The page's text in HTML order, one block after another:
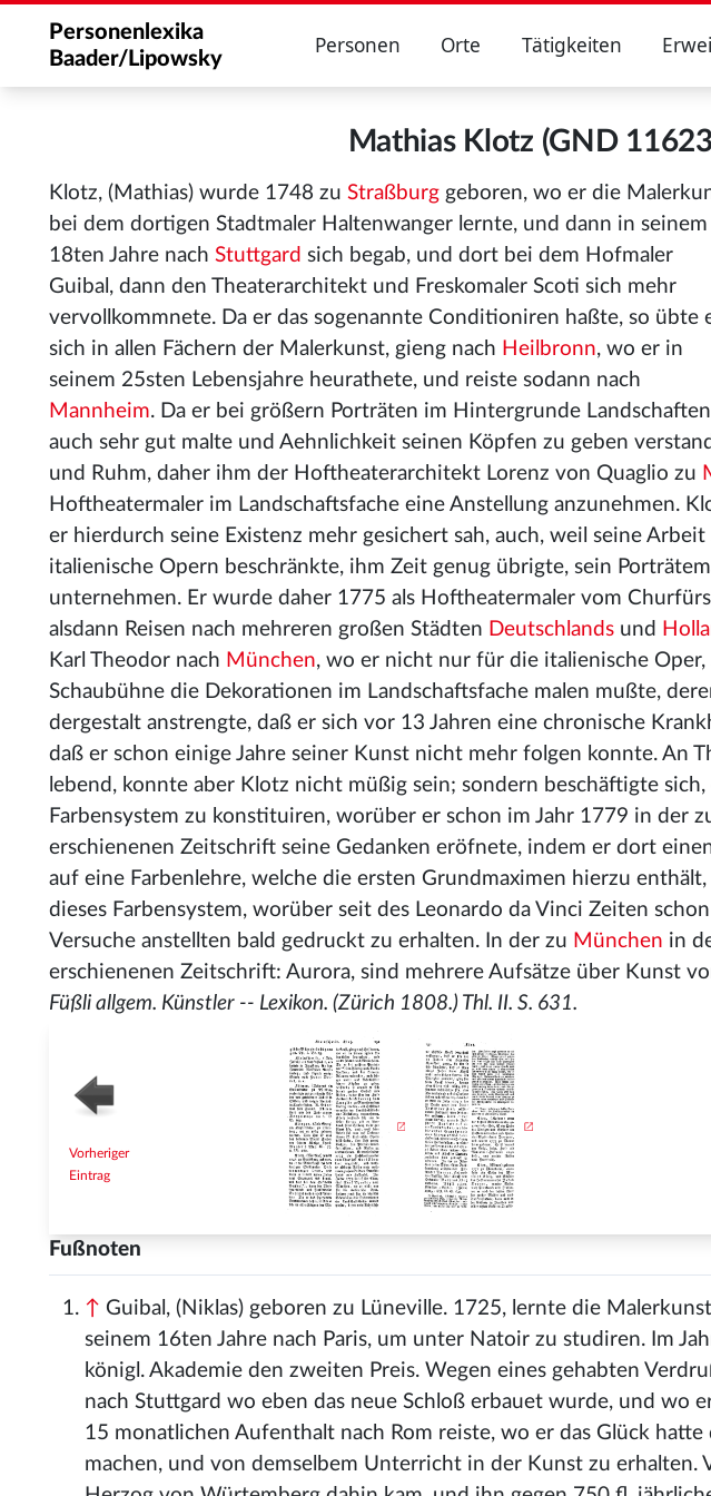
Personenlexika
Baader/Lipowsky
Personen Orte Tätigkeiten
Mathias Klotz (GND
Klotz, (Mathias) wurde 1748 zu Straßburg geboren, wo er die
bei dem dortigen Stadtmaler Haltenwanger lernte, und dann in seinem
18ten Jahre nach Stuttgard sich begab, und dort bei dem Hofmaler
Guibal , dann den Theaterarchitekt und Freskomaler Scoti sich mehr
vervollkommnete. Da er das sogenannte Conditioniren haßte, so übte
sich in allen Fächern der Malerkunst, gieng nach Heilbronn, wo er in
seinem 25sten Lebensjahre heurathete, und reiste sodann nach
Mannheim. Da er bei größern Porträten im Hintergrunde
auch sehr gut malte und Aehnlichkeit seinen Köpfen zu geben
und Ruhm, daher ihm der Hoftheaterarchitekt Lorenz von Quaglio zu
Hoftheatermaler im Landschaftsfache eine Anstellung anzunehmen.
er hierdurch seine Existenz mehr gesichert sah, auch, weil seine
italienische Opern beschränkte, ihm Zeit genug übrigte, sein
unternehmen. Er wurde daher 1775 als Hoftheatermaler vom
alsdann Reisen nach mehreren großen Städten Deutschlands und
Karl Theodor nach München, wo er nicht nur für die italienische
Schaubühne die Dekorationen im Landschaftsfache malen mußte,
dergestalt anstrengte, daß er sich vor 13 Jahren eine chronische
daß er schon einige Jahre seiner Kunst nicht mehr folgen konnte. An
lebend, konnte aber Klotz nicht müßig sein; sondern beschäftigte
Farbensystem zu konstituiren, worüber er schon im Jahr 1779 in der
erschienenen Zeitschrift seine Gedanken eröfnete, indem er dort
auf eine Farbenlehre, welche die ersten Grundmaximen hierzu
dieses Farbensystem, worüber seit des Leonardo da Vinci Zeiten
Versuche anstellten bald gedruckt zu erhalten. In der zu München in
erschienenen Zeitschrift: Aurora, sind mehrere Aufsätze über Kunst
Füßli allgem. Künstler -- Lexikon. (Zürich 1808.) Thl. II. S. 631.
Vorheriger
Eintrag
Fußnoten
↑ Guibal, (Niklas) geboren zu Lüneville. 1725, lernte die
seinem 16ten Jahre nach Paris, um unter Natoir zu studiren. Im
königl. Akademie den zweiten Preis. Wegen eines gehabten
nach Stuttgard wo eben das neue Schloß erbauet wurde, und wo
15 monatlichen Aufenthalt nach Rom reiste, wo er das Glück
machen, und von demselbem Unterricht in der Kunst zu erhalten.